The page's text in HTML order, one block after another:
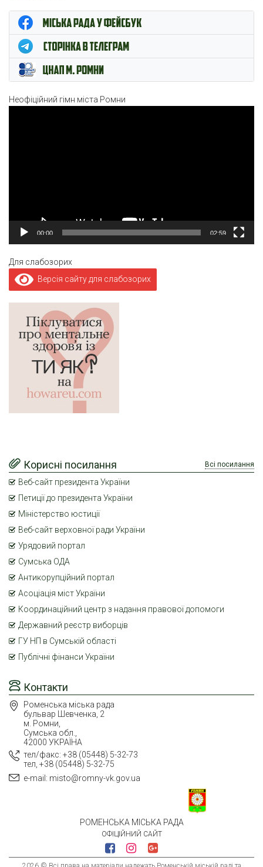
ЦНАП м. Ромни
Неофіційний гімн міста Ромни
00:00 02:59
Для слабозорих
Версія сайту для слабозорих
РОМЕНСЬКА МІСЬКА РАДА
ОФІЦІЙНИЙ САЙТ
Контакти
Роменська міська рада
бульвар Шевченка, 2
м. Ромни,
Сумська обл.,
42000 УКРАЇНА
тел/факс: +38 (05448) 5-32-73
тел, +38 (05448) 5-32-75
e-mail: misto@romny-vk.gov.ua
Корисні посилання Всі посилання
Веб-сайт президента України
Петиції до президента України
Міністерство юстиції
Веб-сайт верховної ради України
Урядовий портал
Сумська ОДА
Антикорупційний портал
Асоціація міст України
Координаційний центр з надання правової допомоги
Державний реєстр виборців
ГУ НП в Сумській області
Публічні фінанси України